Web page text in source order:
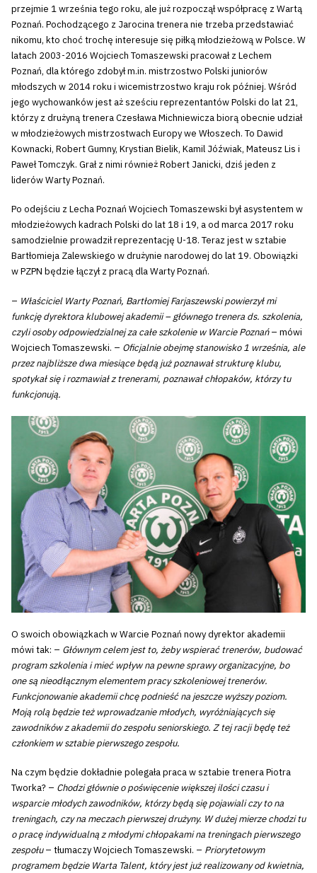
przejmie 1 września tego roku, ale już rozpoczął współpracę z Wartą
Poznań. Pochodzącego z Jarocina trenera nie trzeba przedstawiać
nikomu, kto choć trochę interesuje się piłką młodzieżową w Polsce. W
latach 2003-2016 Wojciech Tomaszewski pracował z Lechem
Poznań, dla którego zdobył m.in. mistrzostwo Polski juniorów
młodszych w 2014 roku i wicemistrzostwo kraju rok później. Wśród
jego wychowanków jest aż sześciu reprezentantów Polski do lat 21,
którzy z drużyną trenera Czesława Michniewicza biorą obecnie udział
w młodzieżowych mistrzostwach Europy we Włoszech. To Dawid
Kownacki, Robert Gumny, Krystian Bielik, Kamil Jóźwiak, Mateusz Lis i
Paweł Tomczyk. Grał z nimi również Robert Janicki, dziś jeden z
liderów Warty Poznań.
Po odejściu z Lecha Poznań Wojciech Tomaszewski był asystentem w
młodzieżowych kadrach Polski do lat 18 i 19, a od marca 2017 roku
samodzielnie prowadził reprezentację U-18. Teraz jest w sztabie
Bartłomieja Zalewskiego w drużynie narodowej do lat 19. Obowiązki
w PZPN będzie łączył z pracą dla Warty Poznań.
– Właściciel Warty Poznań, Bartłomiej Farjaszewski powierzył mi
funkcję dyrektora klubowej akademii – głównego trenera ds. szkolenia,
czyli osoby odpowiedzialnej za całe szkolenie w Warcie Poznań– mówi
Wojciech Tomaszewski. – Oficjalnie obejmę stanowisko 1 września, ale
przez najbliższe dwa miesiące będą już poznawał strukturę klubu,
spotykał się i rozmawiał z trenerami, poznawał chłopaków, którzy tu
funkcjonują.
O swoich obowiązkach w Warcie Poznań nowy dyrektor akademii
mówi tak: – Głównym celem jest to, żeby wspierać trenerów, budować
program szkolenia i mieć wpływ na pewne sprawy organizacyjne, bo
one są nieodłącznym elementem pracy szkoleniowej trenerów.
Funkcjonowanie akademii chcę podnieść na jeszcze wyższy poziom.
Moją rolą będzie też wprowadzanie młodych, wyróżniających się
zawodników z akademii do zespołu seniorskiego. Z tej racji będę też
członkiem w sztabie pierwszego zespołu.
Na czym będzie dokładnie polegała praca w sztabie trenera Piotra
Tworka? – Chodzi głównie o poświęcenie większej ilości czasu i
wsparcie młodych zawodników, którzy będą się pojawiali czy to na
treningach, czy na meczach pierwszej drużyny. W dużej mierze chodzi tu
o pracę indywidualną z młodymi chłopakami na treningach pierwszego
zespołu– tłumaczy Wojciech Tomaszewski. – Priorytetowym
programem będzie Warta Talent, który jest już realizowany od kwietnia,